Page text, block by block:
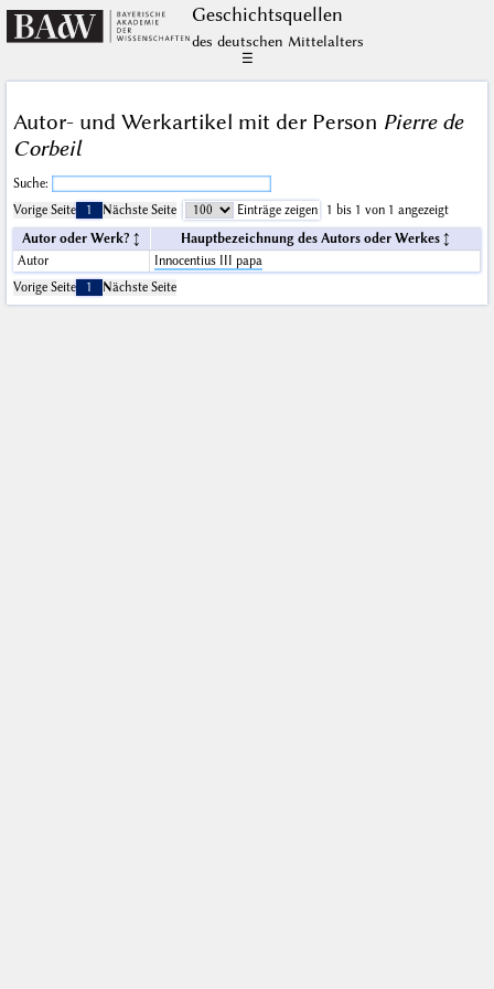
Geschichts­quellen
des deutschen Mittelalters
☰
Autor- und Werkartikel mit der Person Pierre de
Corbeil
Suche:
Vorige Seite
1 Nächste Seite Einträge zeigen
1 bis 1 von 1 angezeigt
Autor oder Werk?
Hauptbezeichnung des Autors oder Werkes
Autor
Innocentius III papa
Vorige Seite
1 Nächste Seite